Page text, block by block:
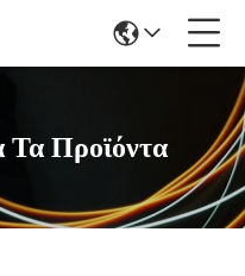
Τα Προϊόντα